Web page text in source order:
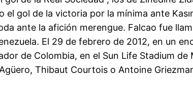
el gol de la victoria por la mínima ante
ante la afición merengue. Falcao fue
El 29 de febrero de 2012, en un
de Colombia, en el Sun Life Stadium
Thibaut Courtois o Antoine